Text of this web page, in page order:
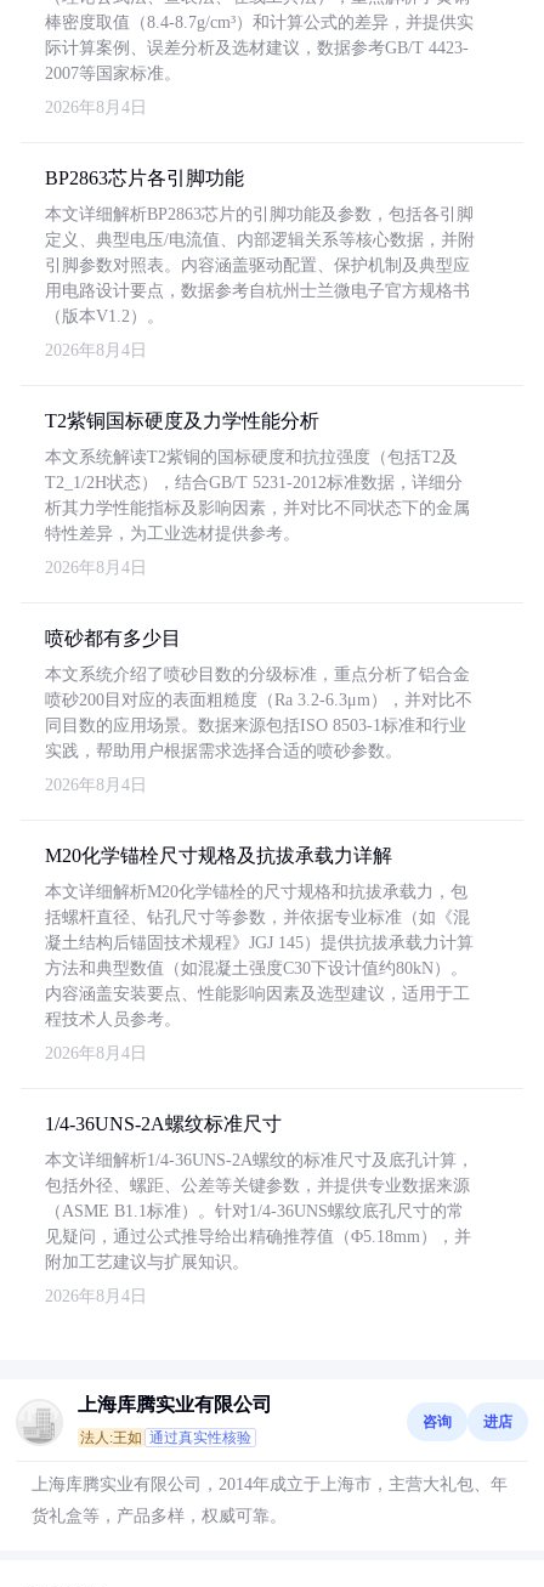
棒密度取值（8.4-8.7g/cm³）和计算公式的差异，并提供实
际计算案例、误差分析及选材建议，数据参考GB/T 4423-
2007等国家标准。
2026年8月4日
BP2863芯片各引脚功能
本文详细解析BP2863芯片的引脚功能及参数，包括各引脚
定义、典型电压/电流值、内部逻辑关系等核心数据，并附
引脚参数对照表。内容涵盖驱动配置、保护机制及典型应
用电路设计要点，数据参考自杭州士兰微电子官方规格书
（版本V1.2）。
2026年8月4日
T2紫铜国标硬度及力学性能分析
本文系统解读T2紫铜的国标硬度和抗拉强度（包括T2及
T2_1/2H状态），结合GB/T 5231-2012标准数据，详细分
析其力学性能指标及影响因素，并对比不同状态下的金属
特性差异，为工业选材提供参考。
2026年8月4日
喷砂都有多少目
本文系统介绍了喷砂目数的分级标准，重点分析了铝合金
喷砂200目对应的表面粗糙度（Ra 3.2-6.3μm），并对比不
同目数的应用场景。数据来源包括ISO 8503-1标准和行业
实践，帮助用户根据需求选择合适的喷砂参数。
2026年8月4日
M20化学锚栓尺寸规格及抗拔承载力详解
本文详细解析M20化学锚栓的尺寸规格和抗拔承载力，包
括螺杆直径、钻孔尺寸等参数，并依据专业标准（如《混
凝土结构后锚固技术规程》JGJ 145）提供抗拔承载力计算
方法和典型数值（如混凝土强度C30下设计值约80kN）。
内容涵盖安装要点、性能影响因素及选型建议，适用于工
程技术人员参考。
2026年8月4日
1/4-36UNS-2A螺纹标准尺寸
本文详细解析1/4-36UNS-2A螺纹的标准尺寸及底孔计算，
包括外径、螺距、公差等关键参数，并提供专业数据来源
（ASME B1.1标准）。针对1/4-36UNS螺纹底孔尺寸的常
见疑问，通过公式推导给出精确推荐值（Φ5.18mm），并
附加工艺建议与扩展知识。
2026年8月4日
上海库腾实业有限公司
法人:王如 通过真实性核验
咨询 进店
上海库腾实业有限公司，2014年成立于上海市，主营大礼包、年
货礼盒等，产品多样，权威可靠。